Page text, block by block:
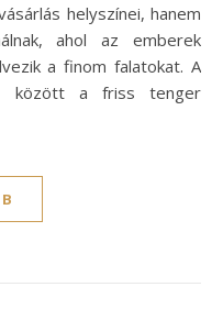
helyszínei, hanem
ahol az emberek
a finom falatokat. A
között a friss tenger